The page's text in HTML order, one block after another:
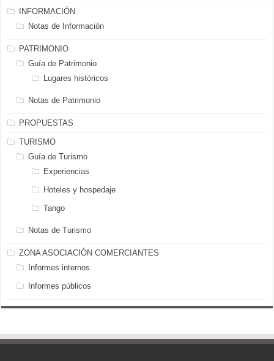
INFORMACIÓN
Notas de Información
PATRIMONIO
Guía de Patrimonio
Lugares históricos
Notas de Patrimonio
PROPUESTAS
TURISMO
Guía de Turismo
Experiencias
Hoteles y hospedaje
Tango
Notas de Turismo
ZONA ASOCIACIÓN COMERCIANTES
Informes internos
Informes públicos